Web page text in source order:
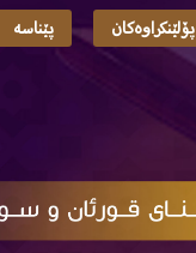
پۆلێنکراوەکان پێناسە